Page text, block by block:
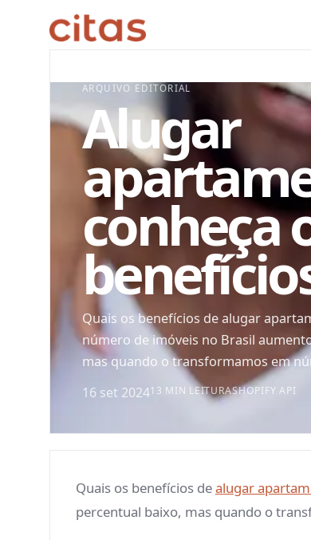
ARQUIVO EDITORIAL
Alugar
conheça
Quais os benefícios de alugar
número de imóveis no Brasil
mas quando o transformamos em
16 set 202413 MIN LEITURASHOPIFY API
Quais os benefícios dealugar
percentual baixo, mas quando o